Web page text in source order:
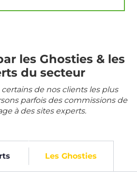
les Ghosties & les
du secteur
certains de nos clients les plus
parfois des commissions de
à des sites experts.
Les Ghosties